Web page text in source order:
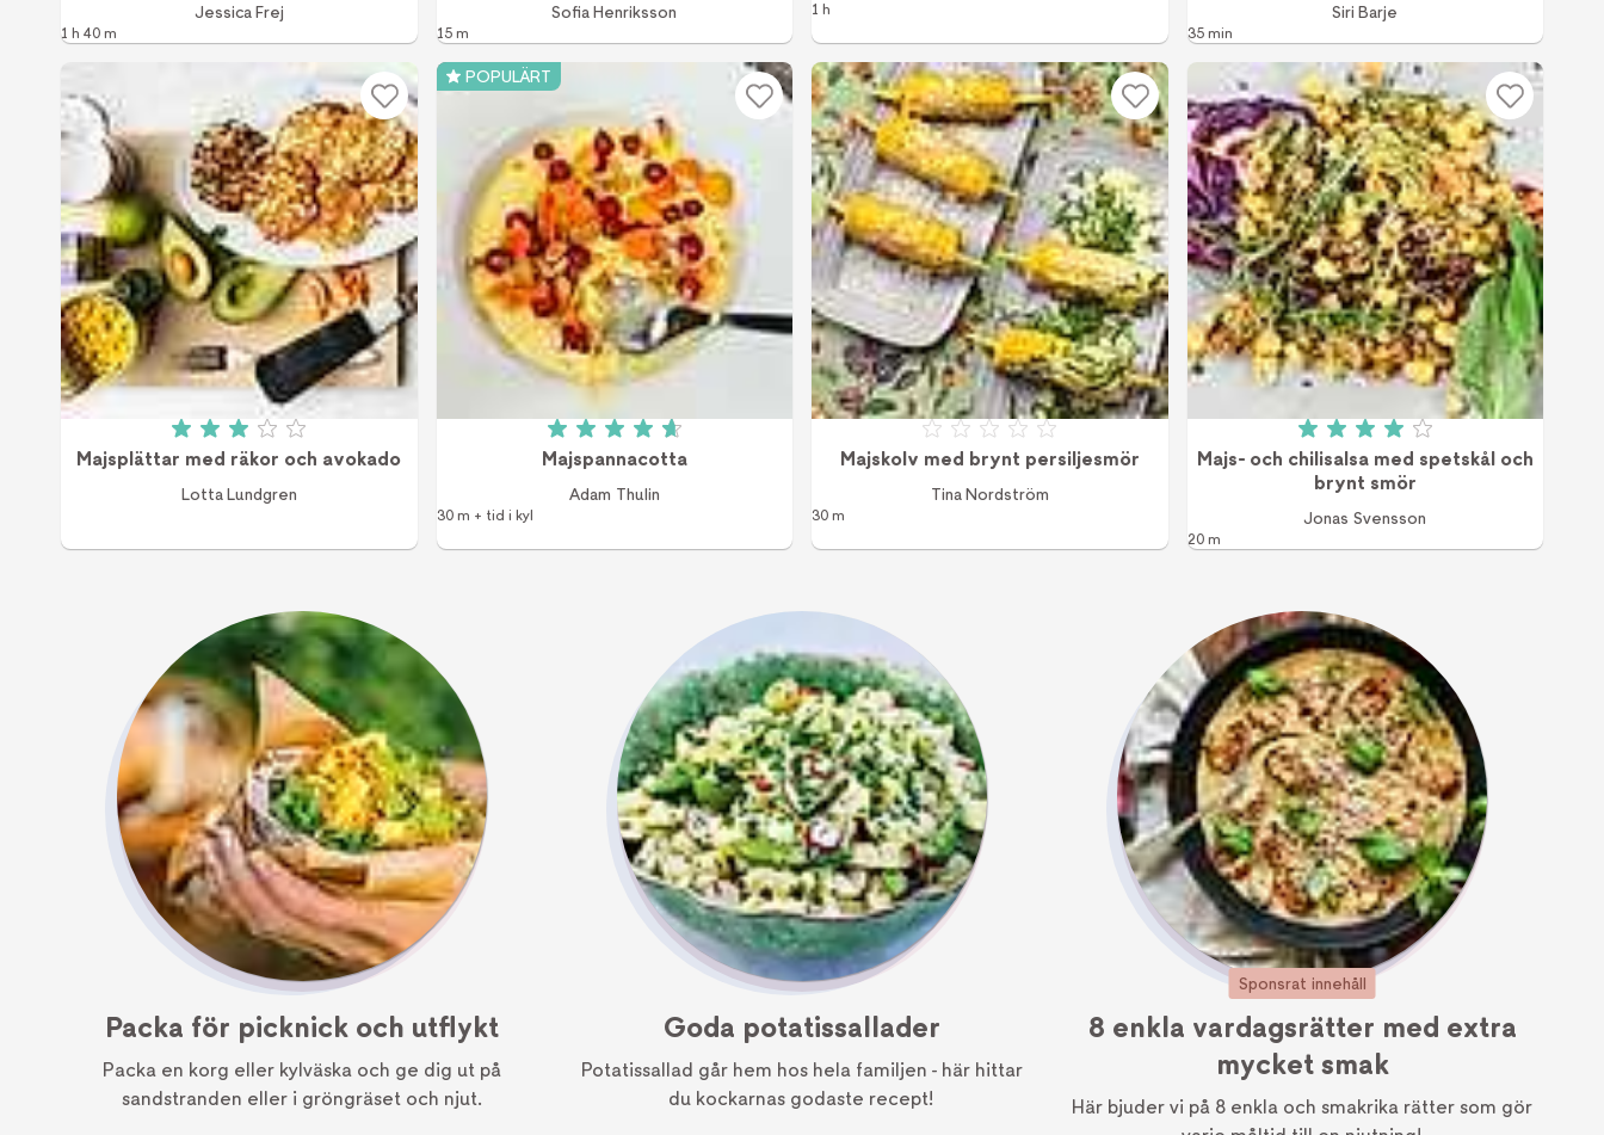
Jessica Frej
1 h 40 m
Sofia Henriksson
15 m
1 h Siri Barje
35 min
Betyg: 3 av 5 (2 röster)
Majsplättar med räkor och avokado
Lotta Lundgren
POPULÄRT
Betyg: 4.7 av 5 (13 röster)
Majspannacotta
Adam Thulin
30 m + tid i kyl
Betyg: 0 av 5
Majskolv med brynt persiljesmör
Tina Nordström
30 m
Betyg: 4 av 5 (5 röster)
Majs- och chilisalsa med spetskål och
brynt smör
Jonas Svensson
20 m
Packa för picknick och utflykt
Packa en korg eller kylväska och ge dig ut på
sandstranden eller i gröngräset och njut.
Goda potatissallader
Potatissallad går hem hos hela familjen - här hittar
du kockarnas godaste recept!
8 enkla vardagsrätter med extra
mycket smak
Här bjuder vi på 8 enkla och smakrika rätter som gör
Sponsrat innehåll